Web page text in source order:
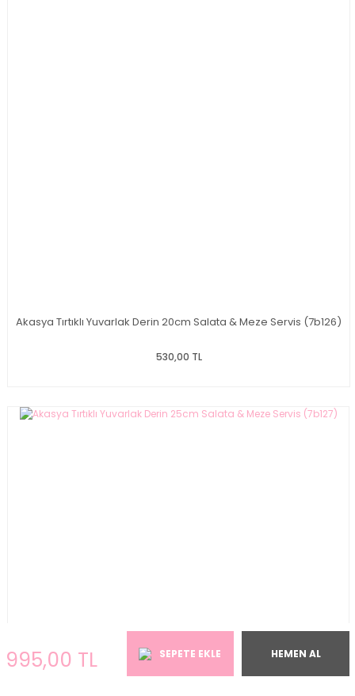
Akasya Tırtıklı Yuvarlak Derin 20cm Salata & Meze Servis (7b126)
530,00 TL
995,00 TL SEPETE EKLE HEMEN AL